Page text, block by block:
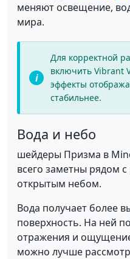
меняют освещение,
мира.
Для корректной
включить Vibrant
эффекты
стабильнее.
Вода и небо
шейдеры Призма в
всего заметны рядом
открытым небом.
Вода получает более
поверхность. На ней
отражения и
можно лучше